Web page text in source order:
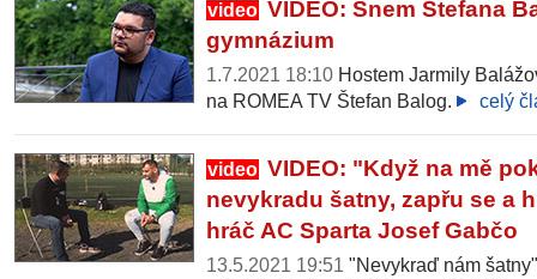
video VIDEO: Snem Štefana
gymnázium
1.7.2021 18:10 Hostem Jarmily
na ROMEA TV Štefan Balog.
celý
video VIDEO: "Když na mě
nevykradu šatny, zapřu se a
hráč AC Sparta Josef Gabčo
13.5.2021 19:51 "Nevykraď nám